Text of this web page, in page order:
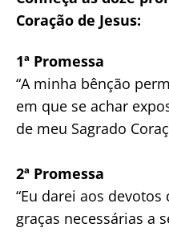
Coração de Jesus:
1ª Promessa
“A minha bênção
em que se achar
de meu Sagrado
2ª Promessa
“Eu darei aos
graças necessárias a